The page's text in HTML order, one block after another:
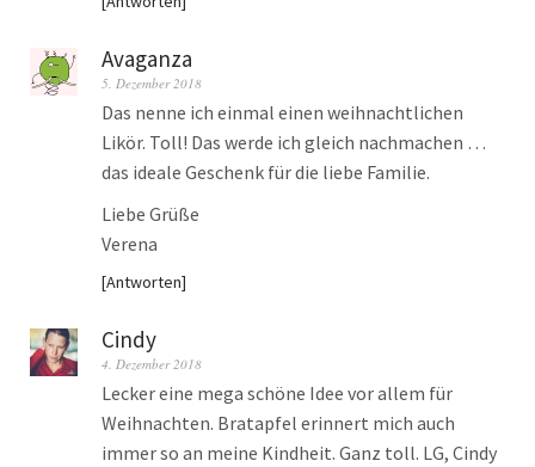
Avaganza
5. Dezember 2018
Das nenne ich einmal einen weihnachtlichen
Likör. Toll! Das werde ich gleich nachmachen …
das ideale Geschenk für die liebe Familie.
Liebe Grüße
Verena
Antworten
Cindy
4. Dezember 2018
Lecker eine mega schöne Idee vor allem für
Weihnachten. Bratapfel erinnert mich auch
immer so an meine Kindheit. Ganz toll. LG, Cindy